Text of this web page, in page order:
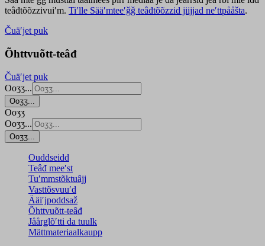
teâđtõõzzivuiʹm. Tiʹlle Sääʹmteeʹǧǧ teâđtõõzzid jiijjad neʹttpååšta.
Čuäʹjet puk
Õhttvuõtt-teâđ
Čuäʹjet puk
Ooʒʒ...
Ooʒʒ...
Ooʒʒ
Ooʒʒ...
Ooʒʒ...
Ouddseidd
Teâđ meeʹst
Tuʹmmstõktuâjj
Vasttõsvuuʹd
Ääiʹjpoddsaž
Õhttvuõtt-teâđ
Jåårǥlõʹtti da tuulk
Mättmateriaalkaupp